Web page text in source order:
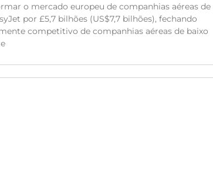
o mercado europeu de companhias aéreas de
por £5,7 bilhões (US$7,7 bilhões), fechando
competitivo de companhias aéreas de baixo